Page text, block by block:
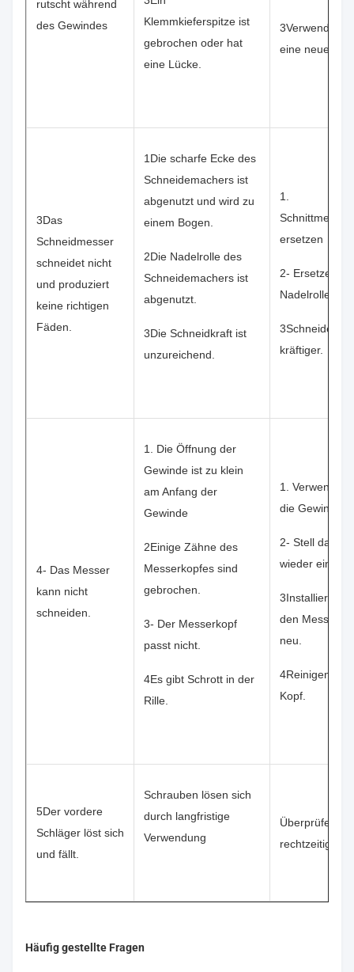
rutscht während
des Gewindes
Klemmkieferspitze ist
gebrochen oder hat
eine Lücke.
3Verwenden
eine neue
3Das
Schneidmesser
schneidet nicht
und produziert
keine richtigen
Fäden.
1Die scharfe Ecke des
Schneidemachers ist
abgenutzt und wird zu
einem Bogen.
2Die Nadelrolle des
Schneidemachers ist
abgenutzt.
3Die Schneidkraft ist
unzureichend.
1.
ersetzen
2- Ersetzen
Nadelrolle.
3Schneiden
kräftiger.
4- Das Messer
kann nicht
schneiden.
1. Die Öffnung der
Gewinde ist zu klein
am Anfang der
Gewinde
2Einige Zähne des
Messerkopfes sind
gebrochen.
3- Der Messerkopf
passt nicht.
4Es gibt Schrott in der
Rille.
1. Verwenden
die Gewinde
2- Stell das
wieder ein.
3Installieren
den
neu.
4Reinigen Sie
Kopf.
5Der vordere
Schläger löst sich
und fällt.
Schrauben lösen sich
durch langfristige
Verwendung
Überprüfen
rechtzeitig.
Häufig gestellte Fragen